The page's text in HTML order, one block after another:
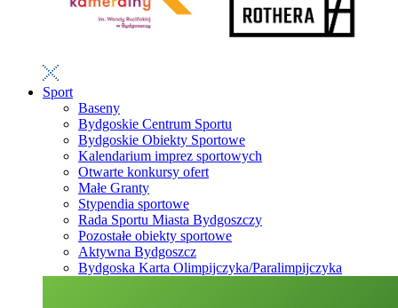
Sport
Baseny
Bydgoskie Centrum Sportu
Bydgoskie Obiekty Sportowe
Kalendarium imprez sportowych
Otwarte konkursy ofert
Małe Granty
Stypendia sportowe
Rada Sportu Miasta Bydgoszczy
Pozostałe obiekty sportowe
Aktywna Bydgoszcz
Bydgoska Karta Olimpijczyka/Paralimpijczyka